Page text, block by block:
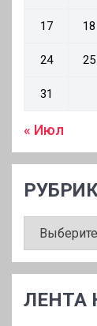
17 18
24 25
31
« Июл
ЛЕНТА